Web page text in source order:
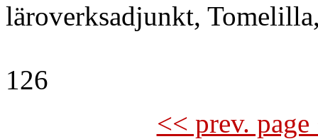
läroverksadjunkt,
126
<< prev.